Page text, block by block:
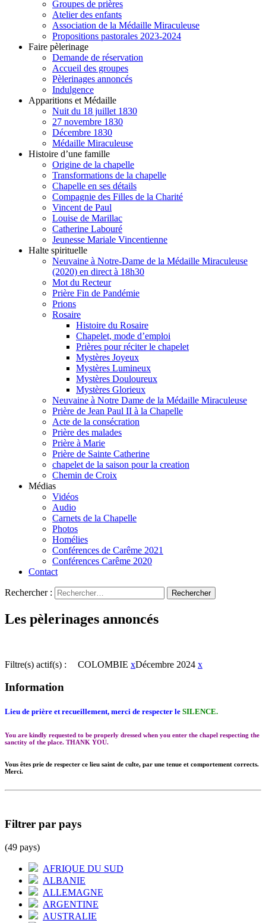
Groupes de prières
Atelier des enfants
Association de la Médaille Miraculeuse
Propositions pastorales 2023-2024
Faire pèlerinage
Demande de réservation
Accueil des groupes
Pèlerinages annoncés
Indulgence
Apparitions et Médaille
Nuit du 18 juillet 1830
27 novembre 1830
Décembre 1830
Médaille Miraculeuse
Histoire d’une famille
Origine de la chapelle
Transformations de la chapelle
Chapelle en ses détails
Compagnie des Filles de la Charité
Vincent de Paul
Louise de Marillac
Catherine Labouré
Jeunesse Mariale Vincentienne
Halte spirituelle
Neuvaine à Notre-Dame de la Médaille Miraculeuse
(2020) en direct à 18h30
Mot du Recteur
Prière Fin de Pandémie
Prions
Rosaire
Histoire du Rosaire
Chapelet, mode d’emploi
Prières pour réciter le chapelet
Mystères Joyeux
Mystères Lumineux
Mystères Douloureux
Mystères Glorieux
Neuvaine à Notre Dame de la Médaille Miraculeuse
Prière de Jean Paul II à la Chapelle
Acte de la consécration
Prière des malades
Prière à Marie
Prière de Sainte Catherine
chapelet de la saison pour la creation
Chemin de Croix
Médias
Vidéos
Audio
Carnets de la Chapelle
Photos
Homélies
Conférences de Carême 2021
Conférences Carême 2020
Contact
Rechercher :
Les pèlerinages annoncés
Filtre(s) actif(s) : COLOMBIE xDécembre 2024 x
Information
Lieu de prière et recueillement, merci de respecter le SILENCE.
You are kindly requested to be properly dressed when you enter the chapel respecting the
sanctity of the place. THANK YOU.
Vous êtes prie de respecter ce lieu saint de culte, par une tenue et comportement corrects.
Merci.
Filtrer par pays
(49 pays)
AFRIQUE DU SUD
ALBANIE
ALLEMAGNE
ARGENTINE
AUSTRALIE